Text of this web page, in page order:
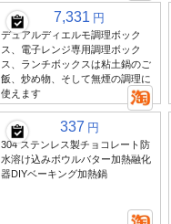
7,331 円
デュアルディエルモ調理ボック
ス、電子レンジ専用調理ボック
ス、ランチボックスは粘土鍋のご
飯、炒め物、そして無煙の調理に
使えます
337 円
304 ステンレス製チョコレート防
水溶け込みボウルバター加熱融化
器DIYベーキング加熱鍋